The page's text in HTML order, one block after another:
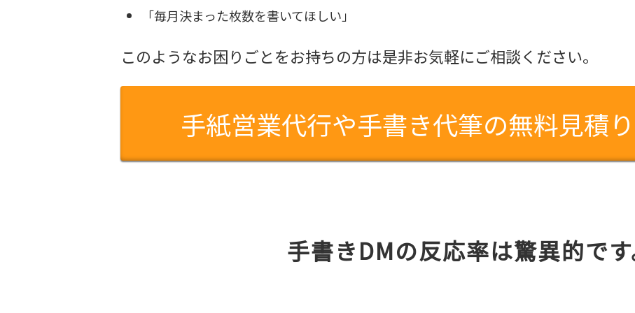
「毎月決まった枚数を書いてほしい」
このようなお困りごとをお持ちの方は是非お気軽にご相談ください。
手紙営業代行や手書き代筆の無料見積
手書きDMの反応率は驚異的です